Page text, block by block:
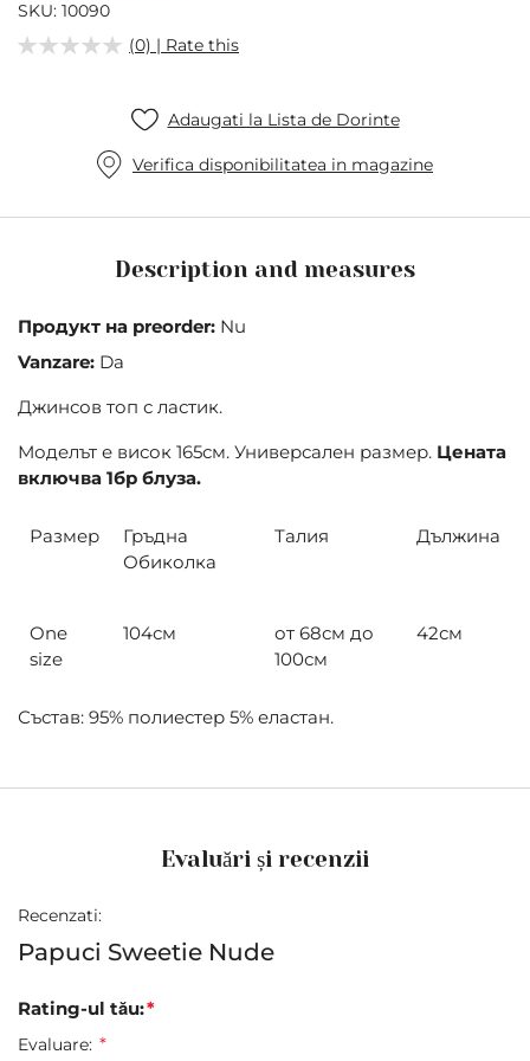
of
the
images
SKU 10090
(0) | Rate this
Adaugati la Lista de Dorinte
Verifica disponibilitatea in magazine
Description and measures
Продукт на preorder: Nu
Vanzare: Da
Джинсов топ с ластик.
Моделът е висок 165см. Универсален размер. Цената
включва 1бр блуза.
Размер
Гръдна
Обиколка
Талия Дължина
One
size
104см
от 68см до
100см
42см
Състав: 95% полиестер 5% еластан.
Evaluări și recenzii
Recenzati:
Papuci Sweetie Nude
Rating-ul tău:
Evaluare: